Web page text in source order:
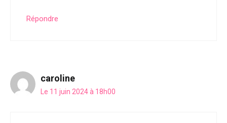
Répondre
caroline
Le 11 juin 2024 à 18h00